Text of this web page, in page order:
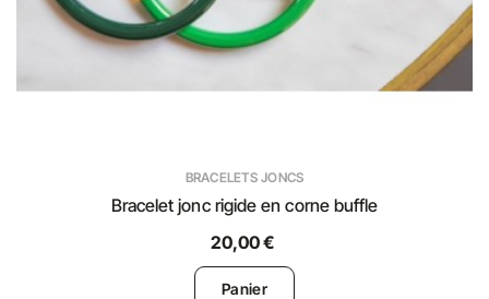
BRACELETS JONCS
Bracelet jonc rigide en corne buffle
20,00 €
Panier